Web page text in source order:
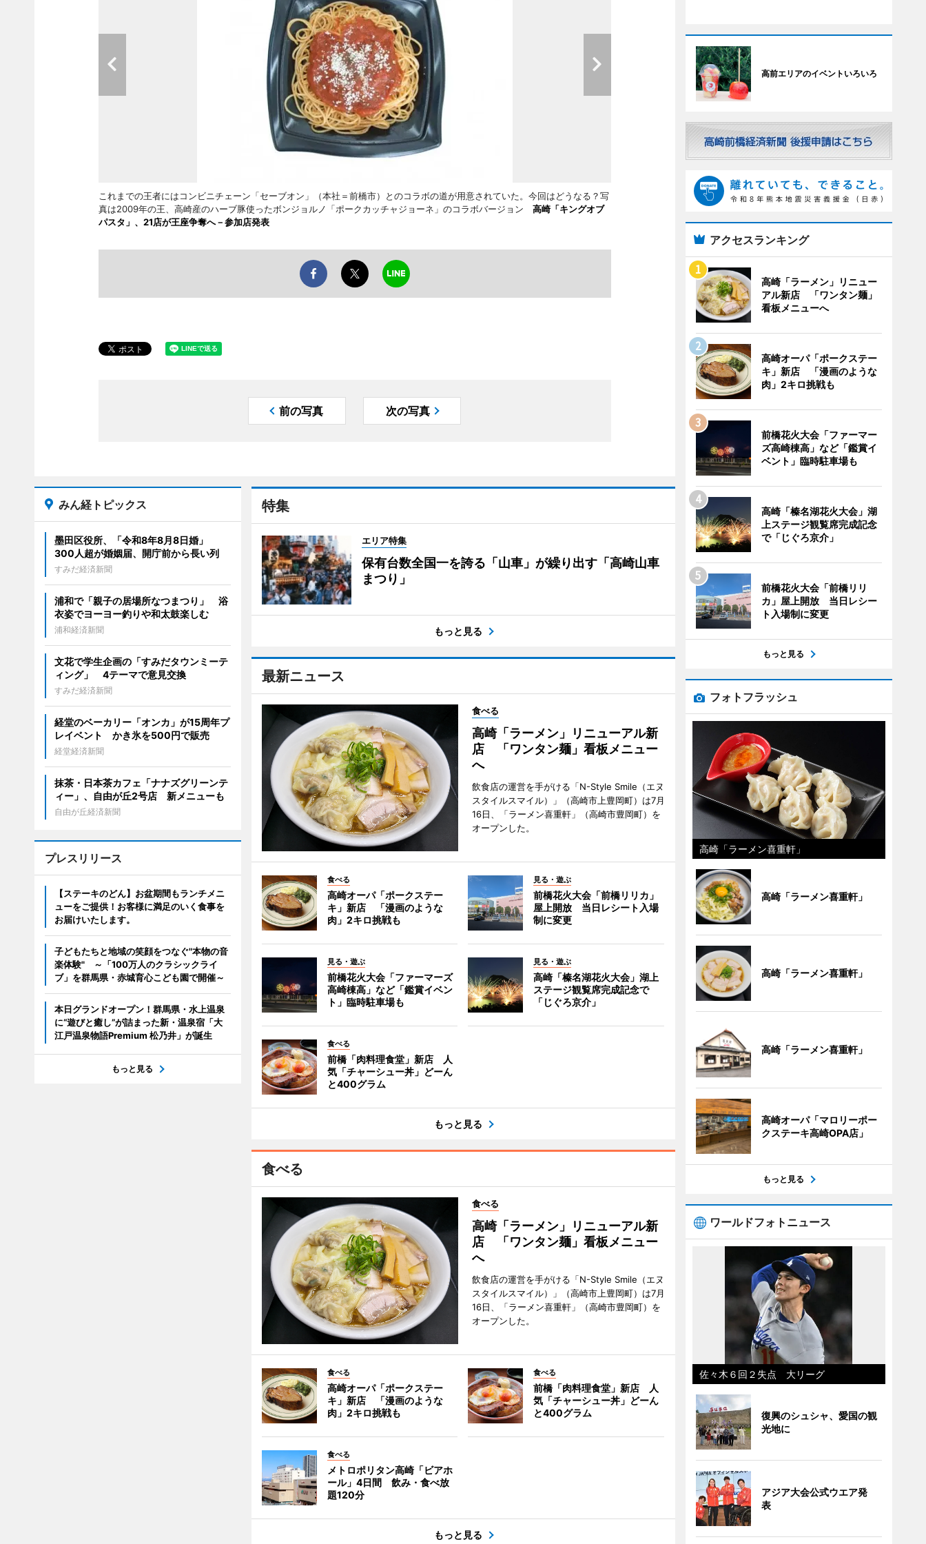
これまでの王者にはコンビニチェーン「セーブオン」（本社＝前橋市）とのコラボの道が用意されていた。今回はどうなる？写
真は2009年の王、高崎産のハーブ豚使ったボンジョルノ「ポークカッチャジョーネ」のコラボバージョン 高崎「キングオブ
パスタ」、21店が王座争奪へ－参加店発表
前の写真 次の写真
特集
エリア特集
保有台数全国一を誇る「山車」が繰り出す「高崎山車
まつり」
もっと見る
最新ニュース
食べる
高崎「ラーメン」リニューアル新
店 「ワンタン麺」看板メニュー
へ
飲食店の運営を手がける「N-Style Smile（エヌ
スタイルスマイル）」（高崎市上豊岡町）は7月
16日、「ラーメン喜重軒」（高崎市豊岡町）を
オープンした。
食べる
高崎オーパ「ポークステー
キ」新店 「漫画のような
肉」2キロ挑戦も
見る・遊ぶ
前橋花火大会「前橋リリカ」
屋上開放 当日レシート入場
制に変更
見る・遊ぶ
前橋花火大会「ファーマーズ
高崎棟高」など「鑑賞イベン
ト」臨時駐車場も
見る・遊ぶ
高崎「榛名湖花火大会」湖上
ステージ観覧席完成記念で
「じぐろ京介」
食べる
前橋「肉料理食堂」新店 人
気「チャーシュー丼」どーん
と400グラム
もっと見る
食べる
食べる
高崎「ラーメン」リニューアル新
店 「ワンタン麺」看板メニュー
へ
飲食店の運営を手がける「N-Style Smile（エヌ
スタイルスマイル）」（高崎市上豊岡町）は7月
16日、「ラーメン喜重軒」（高崎市豊岡町）を
オープンした。
食べる
高崎オーパ「ポークステー
キ」新店 「漫画のような
肉」2キロ挑戦も
食べる
前橋「肉料理食堂」新店 人
気「チャーシュー丼」どーん
と400グラム
食べる
メトロポリタン高崎「ビアホ
ール」4日間 飲み・食べ放
題120分
もっと見る
みん経トピックス
墨田区役所、「令和8年8月8日婚」
300人超が婚姻届、開庁前から長い列
すみだ経済新聞
浦和で「親子の居場所なつまつり」 浴
衣姿でヨーヨー釣りや和太鼓楽しむ
浦和経済新聞
文花で学生企画の「すみだタウンミーテ
ィング」 4テーマで意見交換
すみだ経済新聞
経堂のベーカリー「オンカ」が15周年プ
レイベント かき氷を500円で販売
経堂経済新聞
抹茶・日本茶カフェ「ナナズグリーンテ
ィー」、自由が丘2号店 新メニューも
自由が丘経済新聞
プレスリリース
【ステーキのどん】お盆期間もランチメニ
ューをご提供！お客様に満足のいく食事を
お届けいたします。
子どもたちと地域の笑顔をつなぐ"本物の音
楽体験" ～「100万人のクラシックライ
ブ」を群馬県・赤城育心こども園で開催～
本日グランドオープン！群馬県・水上温泉
に“遊びと癒し”が詰まった新・温泉宿「大
江戸温泉物語Premium 松乃井」が誕生
もっと見る
高前エリアのイベントいろいろ
アクセスランキング
高崎「ラーメン」リニュー
アル新店 「ワンタン麺」
看板メニューへ
高崎オーパ「ポークステー
キ」新店 「漫画のような
肉」2キロ挑戦も
前橋花火大会「ファーマー
ズ高崎棟高」など「鑑賞イ
ベント」臨時駐車場も
高崎「榛名湖花火大会」湖
上ステージ観覧席完成記念
で「じぐろ京介」
前橋花火大会「前橋リリ
カ」屋上開放 当日レシー
ト入場制に変更
もっと見る
フォトフラッシュ
高崎「ラーメン喜重軒」
高崎「ラーメン喜重軒」
高崎「ラーメン喜重軒」
高崎「ラーメン喜重軒」
高崎オーパ「マロリーポー
クステーキ高崎OPA店」
もっと見る
ワールドフォトニュース
佐々木６回２失点 大リーグ
復興のシュシャ、愛国の観
光地に
アジア大会公式ウエア発
表